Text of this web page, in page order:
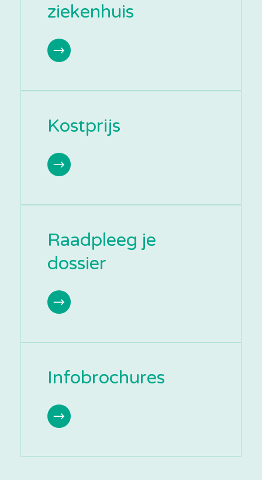
ziekenhuis
Kostprijs
Raadpleeg je
dossier
Infobrochures